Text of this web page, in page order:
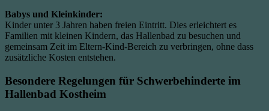
Babys und Kleinkinder:
Kinder unter 3 Jahren haben freien Eintritt. Dies erleichtert es
Familien mit kleinen Kindern, das Hallenbad zu besuchen und
gemeinsam Zeit im Eltern-Kind-Bereich zu verbringen, ohne dass
zusätzliche Kosten entstehen.
Besondere Regelungen für Schwerbehinderte im
Hallenbad Kostheim